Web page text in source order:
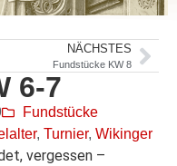
NÄCHSTES
Fundstücke KW 8
6-7
Fundstücke
, Turnier, Wikinger
vergessen –